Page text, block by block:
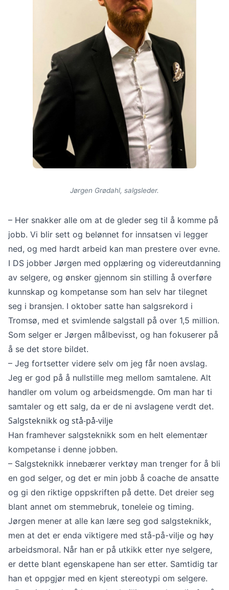
Jørgen Grødahl, salgsleder.
– Her snakker alle om at de gleder seg til å komme på
jobb. Vi blir sett og belønnet for innsatsen vi legger
ned, og med hardt arbeid kan man prestere over evne.
I DS jobber Jørgen med opplæring og videreutdanning
av selgere, og ønsker gjennom sin stilling å overføre
kunnskap og kompetanse som han selv har tilegnet
seg i bransjen. I oktober satte han salgsrekord i
Tromsø, med et svimlende salgstall på over 1,5 million.
Som selger er Jørgen målbevisst, og han fokuserer på
å se det store bildet.
– Jeg fortsetter videre selv om jeg får noen avslag.
Jeg er god på å nullstille meg mellom samtalene. Alt
handler om volum og arbeidsmengde. Om man har ti
samtaler og ett salg, da er de ni avslagene verdt det.
Salgsteknikk og stå-på-vilje
Han framhever salgsteknikk som en helt elementær
kompetanse i denne jobben.
– Salgsteknikk innebærer verktøy man trenger for å bli
en god selger, og det er min jobb å coache de ansatte
og gi den riktige oppskriften på dette. Det dreier seg
blant annet om stemmebruk, toneleie og timing.
Jørgen mener at alle kan lære seg god salgsteknikk,
men at det er enda viktigere med stå-på-vilje og høy
arbeidsmoral. Når han er på utkikk etter nye selgere,
er dette blant egenskapene han ser etter. Samtidig tar
han et oppgjør med en kjent stereotypi om selgere.